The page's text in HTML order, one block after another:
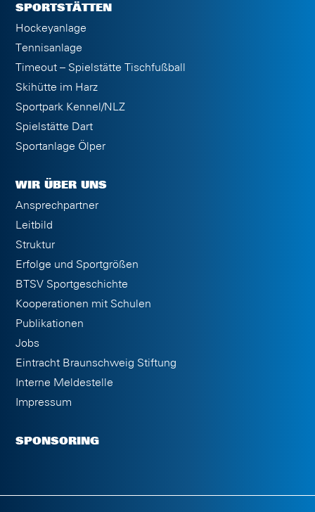
SPORTSTÄTTEN
Hockeyanlage
Tennisanlage
Timeout – Spielstätte Tischfußball
Skihütte im Harz
Sportpark Kennel/NLZ
Spielstätte Dart
Sportanlage Ölper
WIR ÜBER UNS
Ansprechpartner
Leitbild
Struktur
Erfolge und Sportgrößen
BTSV Sportgeschichte
Kooperationen mit Schulen
Publikationen
Jobs
Eintracht Braunschweig Stiftung
Interne Meldestelle
Impressum
SPONSORING